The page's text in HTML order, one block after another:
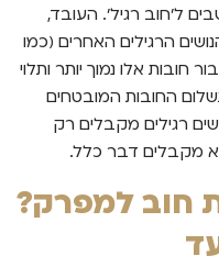
ל'חוב רגיל'. העובד,
הרגילים האחרים (כמו
אלו נמוך יותר ותלוי
החובות המובטחים
רגילים מקבלים רק
מקבלים דבר כלל.
חוב למפרק?